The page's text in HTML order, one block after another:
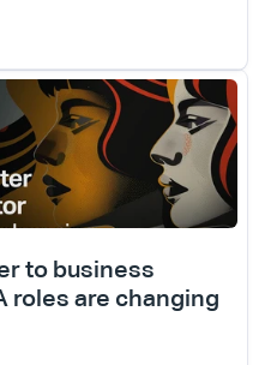
to business
roles are changing